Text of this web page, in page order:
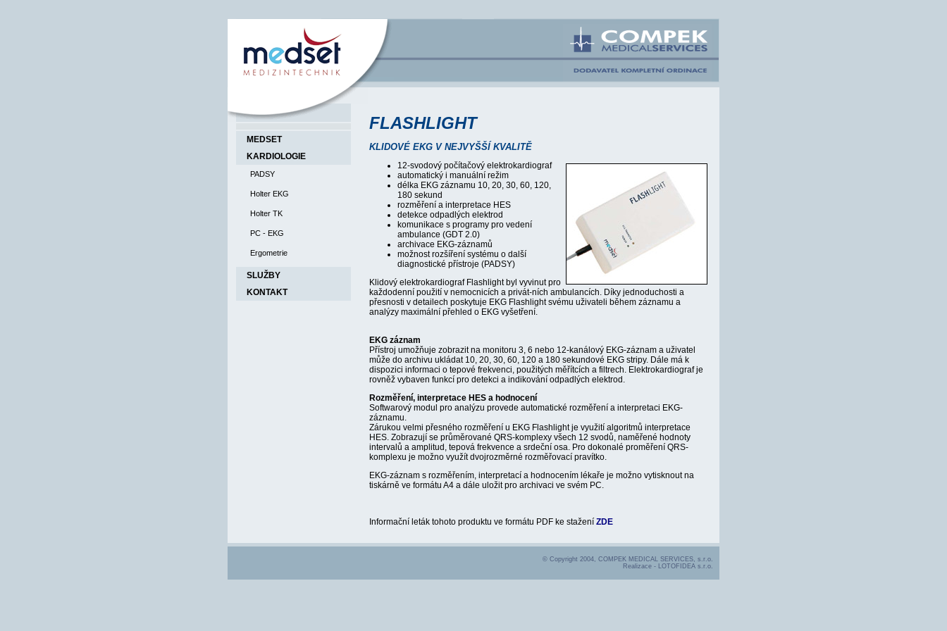
MEDSET
KARDIOLOGIE
PADSY
Holter EKG
Holter TK
PC - EKG
Ergometrie
SLUŽBY
KONTAKT
FLASHLIGHT
KLIDOVÉ EKG V NEJVYŠŠÍ KVALITĚ
12-svodový počítačový elektrokardiograf
automatický i manuální režim
délka EKG záznamu 10, 20, 30, 60, 120,
180 sekund
rozměření a interpretace HES
detekce odpadlých elektrod
komunikace s programy pro vedení
ambulance (GDT 2.0)
archivace EKG-záznamů
možnost rozšíření systému o další
diagnostické přístroje (PADSY)
Klidový elektrokardiograf Flashlight byl vyvinut pro
každodenní použití v nemocnicích a privát-ních ambulancích. Díky jednoduchosti a
přesnosti v detailech poskytuje EKG Flashlight svému uživateli během záznamu a
analýzy maximální přehled o EKG vyšetření.
EKG záznam
Přístroj umožňuje zobrazit na monitoru 3, 6 nebo 12-kanálový EKG-záznam a uživatel
může do archivu ukládat 10, 20, 30, 60, 120 a 180 sekundové EKG stripy. Dále má k
dispozici informaci o tepové frekvenci, použitých měřítcích a filtrech. Elektrokardiograf je
rovněž vybaven funkcí pro detekci a indikování odpadlých elektrod.
Rozměření, interpretace HES a hodnocení
Softwarový modul pro analýzu provede automatické rozměření a interpretaci EKG-
záznamu.
Zárukou velmi přesného rozměření u EKG Flashlight je využití algoritmů interpretace
HES. Zobrazují se průměrované QRS-komplexy všech 12 svodů, naměřené hodnoty
intervalů a amplitud, tepová frekvence a srdeční osa. Pro dokonalé proměření QRS-
komplexu je možno využít dvojrozměrné rozměřovací pravítko.
EKG-záznam s rozměřením, interpretací a hodnocením lékaře je možno vytisknout na
tiskárně ve formátu A4 a dále uložit pro archivaci ve svém PC.
Informační leták tohoto produktu ve formátu PDF ke stažení ZDE
© Copyright 2004, COMPEK MEDICAL SERVICES, s.r.o.
Realizace - LOTOFIDEA s.r.o.